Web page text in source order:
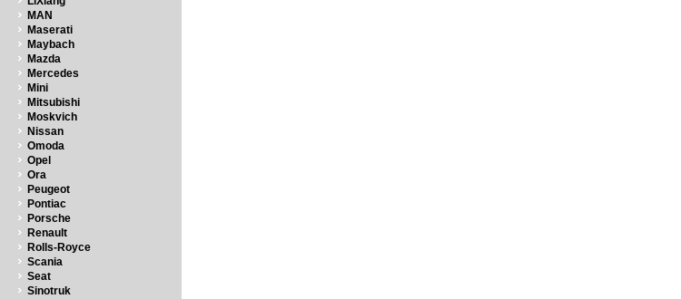
MAN
Maserati
Maybach
Mazda
Mercedes
Mini
Mitsubishi
Moskvich
Nissan
Omoda
Opel
Ora
Peugeot
Pontiac
Porsche
Renault
Rolls-Royce
Scania
Seat
Sinotruk